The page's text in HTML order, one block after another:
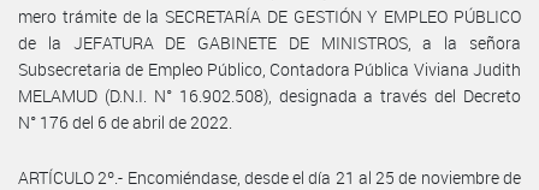
mero trámite de la SECRETARÍA DE GESTIÓN Y EMPLEO PÚBLICO
de la JEFATURA DE GABINETE DE MINISTROS, a la señora
Subsecretaria de Empleo Público, Contadora Pública Viviana Judith
MELAMUD (D.N.I. N° 16.902.508), designada a través del Decreto
N° 176 del 6 de abril de 2022.
ARTÍCULO 2º.- Encomiéndase, desde el día 21 al 25 de noviembre de